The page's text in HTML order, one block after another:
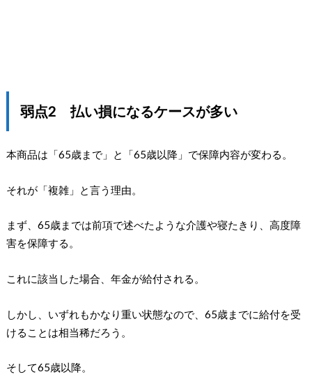
弱点2 払い損になるケースが多い
本商品は「65歳まで」と「65歳以降」で保障内容が変わる。
それが「複雑」と言う理由。
まず、65歳までは前項で述べたような介護や寝たきり、高度障
害を保障する。
これに該当した場合、年金が給付される。
しかし、いずれもかなり重い状態なので、65歳までに給付を受
けることは相当稀だろう。
そして65歳以降。